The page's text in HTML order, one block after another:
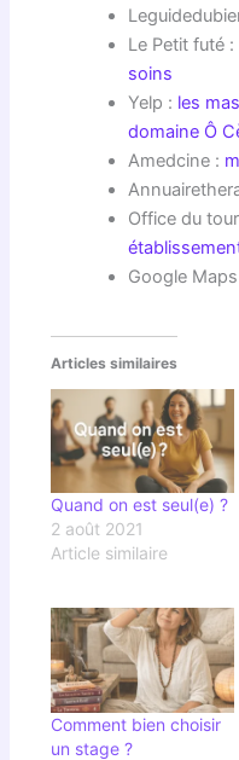
Le Petit futé :
soins
Yelp : les
domaine Ô
Amedcine :
Office du
Google
Articles similaires
Quand on est seul(e) ?
2 août 2021
Article similaire
Comment bien choisir
un stage ?